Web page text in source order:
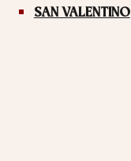
SAN VALENTINO